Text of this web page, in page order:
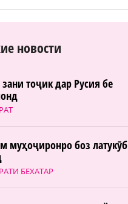
новости
тоҷик дар Русия бе
БЕХАТАР
муҳоҷиронро боз латукӯб